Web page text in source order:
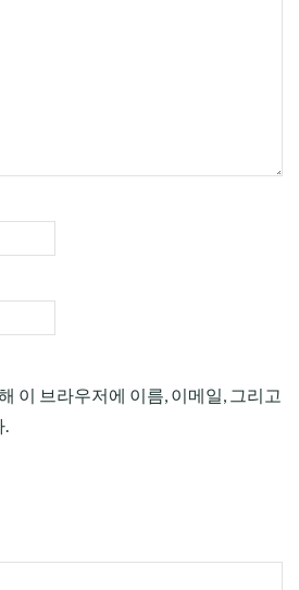
이 브라우저에 이름, 이메일, 그리고
.